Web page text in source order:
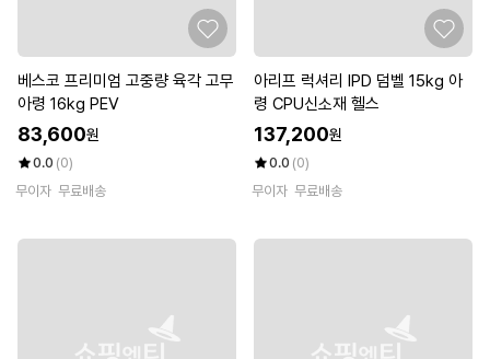
베스코 프리미엄 고중량 육각 고무
아령 16kg PEV
83,600원
0.0 (0)
무이자 무료배송
아리프 럭셔리 IPD 덤벨 15kg 아
령 CPU신소재 헬스
137,200원
0.0 (0)
무이자 무료배송